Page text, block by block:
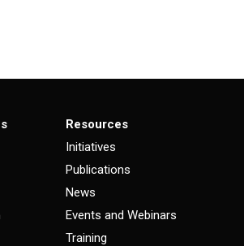
Resources
Initiatives
Publications
News
Events and Webinars
Training